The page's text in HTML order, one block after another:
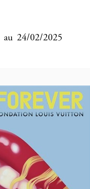
au 24/02/2025